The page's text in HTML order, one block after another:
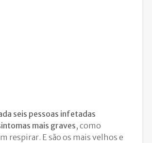
seis pessoas infetadas
mais graves, como
respirar. E são os mais velhos e